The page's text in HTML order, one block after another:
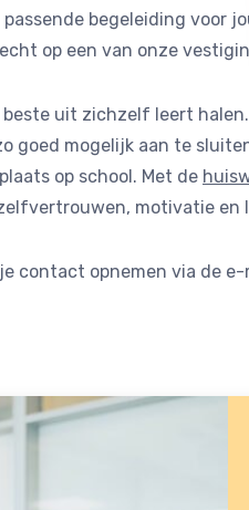
begeleiding voor
op een van onze
uit zichzelf leert
goed mogelijk aan te
op school. Met de
motivatie en
contact opnemen via de